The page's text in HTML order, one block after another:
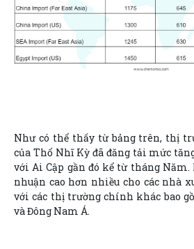
Như có thể thấy từ bảng trên, thị
của Thổ Nhĩ Kỳ đã đăng tải mức
với Ai Cập gần đó kể từ tháng
nhuận cao hơn nhiều cho các nhà
với các thị trường chính khác bao
và Đông Nam Á.